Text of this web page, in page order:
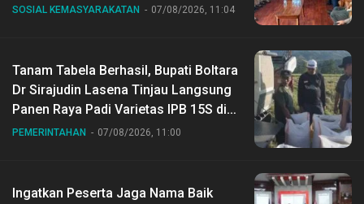
SOSIAL KEMASYARAKATAN 07/08/2026, 11:04
Tanam Tabela Berhasil, Bupati Boltara
Dr Sirajudin Lasena Tinjau Langsung
Panen Raya Padi Varietas IPB 15S di
Desa Gihang
PEMERINTAHAN 07/08/2026, 11:00
Ingatkan Peserta Jaga Nama Baik